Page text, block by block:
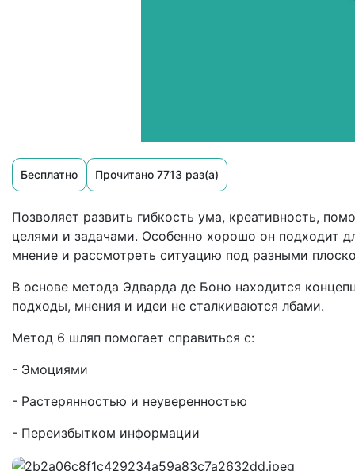
Бесплатно Прочитано 7713 раз(а)
Позволяет развить гибкость ума, креативность,
целями и задачами. Особенно хорошо он подходит
мнение и рассмотреть ситуацию под разными
В основе метода Эдварда де Боно находится
подходы, мнения и идеи не сталкиваются лбами.
Метод 6 шляп помогает справиться с:
- Эмоциями
- Растерянностью и неуверенностью
- Переизбытком информации